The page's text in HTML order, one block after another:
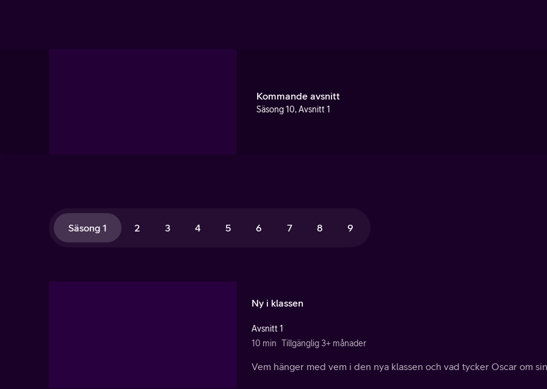
Kommande avsnitt
Säsong 10, Avsnitt 1
Säsong 1 2 3 4 5 6 7 8 9
Ny i klassen
Avsnitt 1
10 min Tillgänglig 3+ månader
Vem hänger med vem i den nya klassen och vad tycker Oscar om